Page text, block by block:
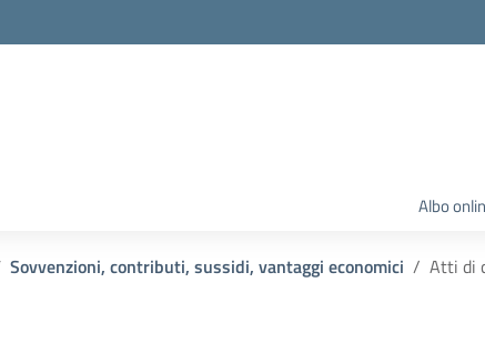
Albo
Sovvenzioni, contributi, sussidi, vantaggi economici Atti di